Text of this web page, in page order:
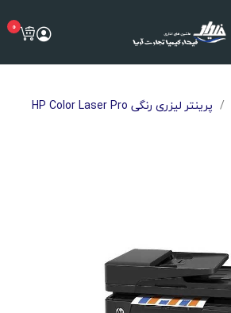
0
پرینتر لیزری رنگی HP Color Laser Pro